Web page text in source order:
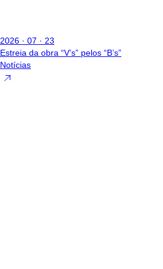
2026 · 07 · 23
Estreia da obra “V’s” pelos “B’s”
Notícias